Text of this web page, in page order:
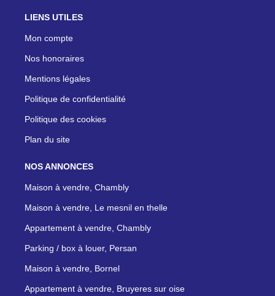
LIENS UTILES
Mon compte
Nos honoraires
Mentions légales
Politique de confidentialité
Politique des cookies
Plan du site
NOS ANNONCES
Maison à vendre, Chambly
Maison à vendre, Le mesnil en thelle
Appartement à vendre, Chambly
Parking / box à louer, Persan
Maison à vendre, Bornel
Appartement à vendre, Bruyeres sur oise